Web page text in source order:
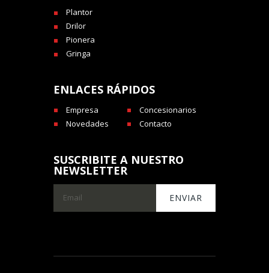
Plantor
Drilor
Pionera
Gringa
ENLACES RÁPIDOS
Empresa
Concesionarios
Novedades
Contacto
SUSCRIBITE A NUESTRO
NEWSLETTER